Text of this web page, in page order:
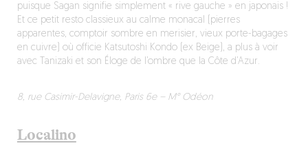
puisque Sagan signifie simplement « rive gauche » en japonais !
Et ce petit resto classieux au calme monacal (pierres
apparentes, comptoir sombre en merisier, vieux porte-bagages
en cuivre) où officie Katsutoshi Kondo (ex Beige), a plus à voir
avec Tanizaki et son Éloge de l’ombre que la Côte d’Azur.
8, rue Casimir-Delavigne, Paris 6e – M° Odéon
Localino